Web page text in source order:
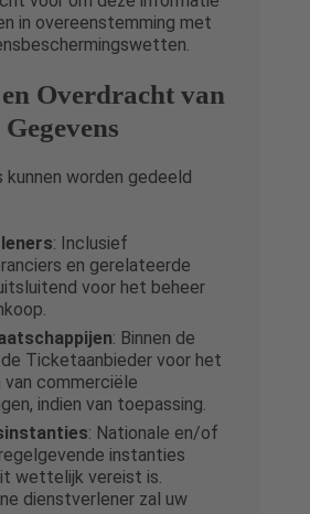
in overeenstemming met
Overdracht van
Gegevens
kunnen worden gedeeld
: Inclusief
en gerelateerde
voor het beheer
: Binnen de
Ticketaanbieder voor het
van commerciële
indien van toepassing.
: Nationale en/of
instanties
wettelijk vereist is.
dienstverlener zal uw